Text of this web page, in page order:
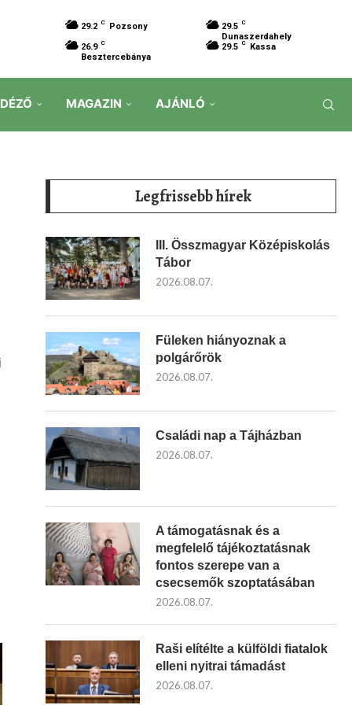
29.2 C Pozsony 29.5 C
Dunaszerdahely
26.9 C
Besztercebánya
29.5 C Kassa
MAGAZIN AJÁNLÓ
Legfrissebb hírek
III. Összmagyar Középiskolás
Tábor
2026.08.07.
Füleken hiányoznak a
polgárőrök
2026.08.07.
Családi nap a Tájházban
2026.08.07.
A támogatásnak és a
megfelelő tájékoztatásnak
fontos szerepe van a
csecsemők szoptatásában
2026.08.07.
Raši elítélte a külföldi fiatalok
elleni nyitrai támadást
2026.08.07.